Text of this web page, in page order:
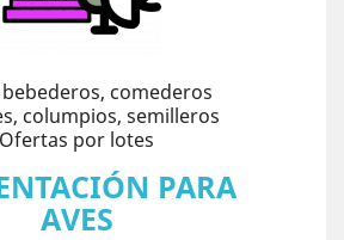
bebederos, comederos
columpios, semilleros
Ofertas por lotes
PARA
AVES